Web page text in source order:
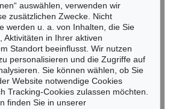
anmelden >
auswählen, verwenden wir
zusätzlichen Zwecke. Nicht
werden u. a. von Inhalten, die Sie
Aktivitäten in Ihrer aktiven
Standort beeinflusst. Wir nutzen
personalisieren und die Zugriffe auf
Sie können wählen, ob Sie
Website notwendige Cookies
Tracking-Cookies zulassen möchten.
finden Sie in unserer